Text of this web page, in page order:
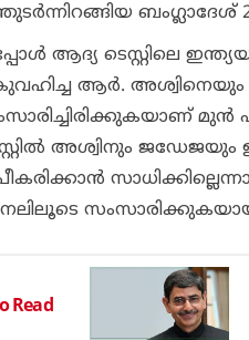
ആദ്യ ടെസ്റ്റിലെ
ആര്‍. അശ്വിനെയും
അശ്വിനും ജഡേജയും
Read